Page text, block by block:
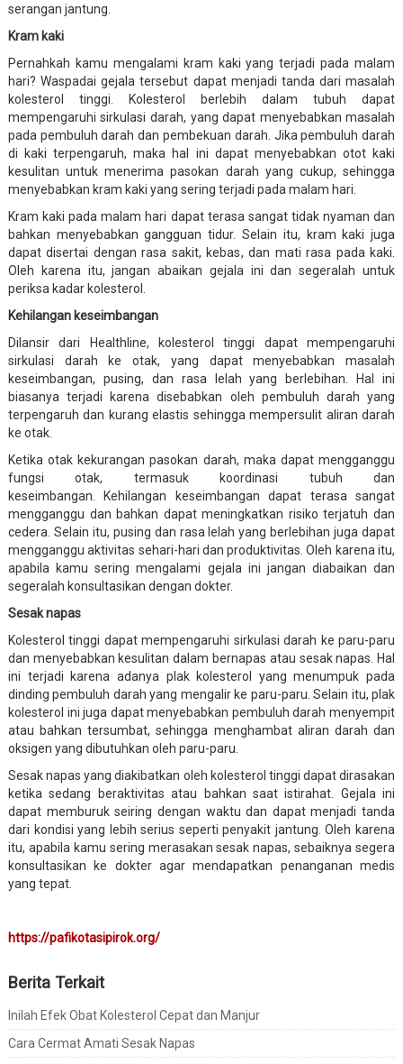
serangan jantung.
Kram kaki
Pernahkah kamu mengalami kram kaki yang terjadi pada malam
hari? Waspadai gejala tersebut dapat menjadi tanda dari masalah
kolesterol tinggi. Kolesterol berlebih dalam tubuh dapat
mempengaruhi sirkulasi darah, yang dapat menyebabkan masalah
pada pembuluh darah dan pembekuan darah. Jika pembuluh darah
di kaki terpengaruh, maka hal ini dapat menyebabkan otot kaki
kesulitan untuk menerima pasokan darah yang cukup, sehingga
menyebabkan kram kaki yang sering terjadi pada malam hari.
Kram kaki pada malam hari dapat terasa sangat tidak nyaman dan
bahkan menyebabkan gangguan tidur. Selain itu, kram kaki juga
dapat disertai dengan rasa sakit, kebas, dan mati rasa pada kaki.
Oleh karena itu, jangan abaikan gejala ini dan segeralah untuk
periksa kadar kolesterol.
Kehilangan keseimbangan
Dilansir dari Healthline, kolesterol tinggi dapat mempengaruhi
sirkulasi darah ke otak, yang dapat menyebabkan masalah
keseimbangan, pusing, dan rasa lelah yang berlebihan. Hal ini
biasanya terjadi karena disebabkan oleh pembuluh darah yang
terpengaruh dan kurang elastis sehingga mempersulit aliran darah
ke otak.
Ketika otak kekurangan pasokan darah, maka dapat mengganggu
fungsi otak, termasuk koordinasi tubuh dan
keseimbangan. Kehilangan keseimbangan dapat terasa sangat
mengganggu dan bahkan dapat meningkatkan risiko terjatuh dan
cedera. Selain itu, pusing dan rasa lelah yang berlebihan juga dapat
mengganggu aktivitas sehari-hari dan produktivitas. Oleh karena itu,
apabila kamu sering mengalami gejala ini jangan diabaikan dan
segeralah konsultasikan dengan dokter.
Sesak napas
Kolesterol tinggi dapat mempengaruhi sirkulasi darah ke paru-paru
dan menyebabkan kesulitan dalam bernapas atau sesak napas. Hal
ini terjadi karena adanya plak kolesterol yang menumpuk pada
dinding pembuluh darah yang mengalir ke paru-paru. Selain itu, plak
kolesterol ini juga dapat menyebabkan pembuluh darah menyempit
atau bahkan tersumbat, sehingga menghambat aliran darah dan
oksigen yang dibutuhkan oleh paru-paru.
Sesak napas yang diakibatkan oleh kolesterol tinggi dapat dirasakan
ketika sedang beraktivitas atau bahkan saat istirahat. Gejala ini
dapat memburuk seiring dengan waktu dan dapat menjadi tanda
dari kondisi yang lebih serius seperti penyakit jantung. Oleh karena
itu, apabila kamu sering merasakan sesak napas, sebaiknya segera
konsultasikan ke dokter agar mendapatkan penanganan medis
yang tepat.
https://pafikotasipirok.org/
Berita Terkait
Inilah Efek Obat Kolesterol Cepat dan Manjur
Cara Cermat Amati Sesak Napas